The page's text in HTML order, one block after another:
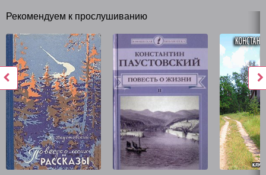
Рекомендуем к прослушиванию